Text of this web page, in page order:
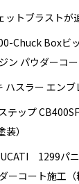
ットブラストが
Chuck Boxビ
ン パウダーコー
ハスラー エン
テップ
）
1299パ
ーコート施工（